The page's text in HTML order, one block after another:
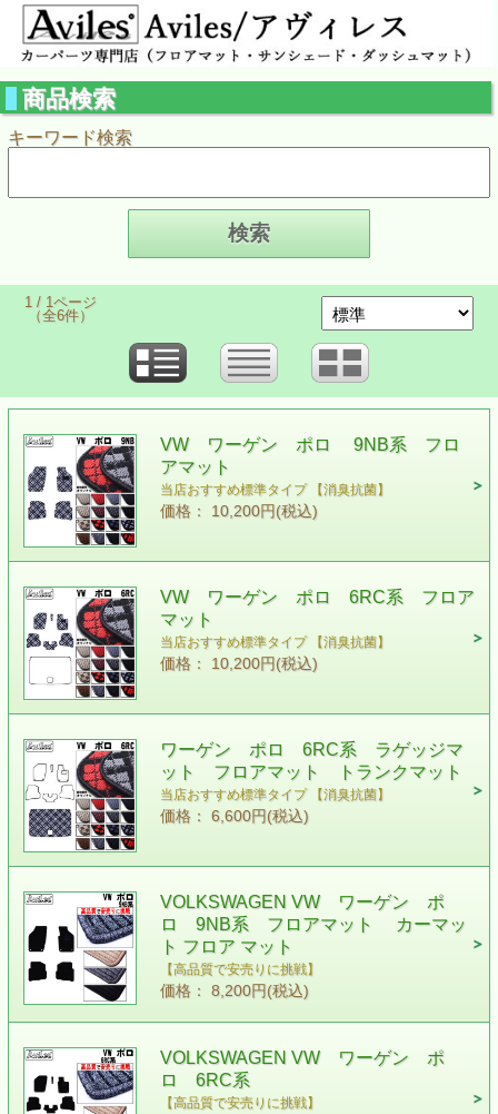
商品検索
キーワード検索
1 / 1ページ
（全6件）
VW ワーゲン ポロ 9NB系 フロ
アマット
当店おすすめ標準タイプ 【消臭抗菌】
価格： 10,200円(税込)
VW ワーゲン ポロ 6RC系 フロア
マット
当店おすすめ標準タイプ 【消臭抗菌】
価格： 10,200円(税込)
ワーゲン ポロ 6RC系 ラゲッジマ
ット フロアマット トランクマット
当店おすすめ標準タイプ 【消臭抗菌】
価格： 6,600円(税込)
VOLKSWAGEN VW ワーゲン ポ
ロ 9NB系 フロアマット カーマッ
ト フロア マット
【高品質で安売りに挑戦】
価格： 8,200円(税込)
VOLKSWAGEN VW ワーゲン ポ
ロ 6RC系
【高品質で安売りに挑戦】